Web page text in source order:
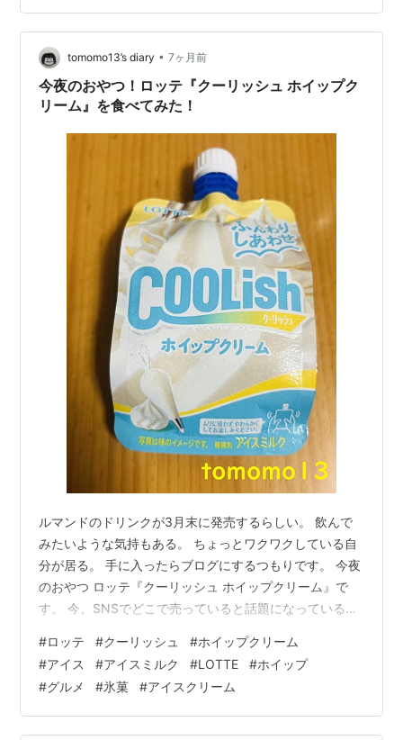
たくさんあるのでね‌😌 今日はこちらのブログではあまり
アップしない市販アイスです。 ロッテから新ブランドが
登場するのは10年ぶりだそう…
tomomo13’s diary • 7ヶ月前
今夜のおやつ！ロッテ『クーリッシュ ホイップク
リーム』を食べてみた！
ルマンドのドリンクが3月末に発売するらしい。 飲んで
みたいような気持もある。 ちょっとワクワクしている自
分が居る。 手に入ったらブログにするつもりです。 今夜
のおやつ ロッテ『クーリッシュ ホイップクリーム』で
す。 今、SNSでどこで売っていると話題になっているア
ると何となく優越感を感じる。 めっちゃ幸せです。 リン
ク 『クーリッシュ ホイップクリーム』はホイップクリー
ムらしいミルク感がある味を目指し、乳脂肪分を4.3％配
合したアイスミルクに仕上げたクーリッシュです。 発売
#ロッテ #クーリッシュ #ホイップクリーム
#アイス #アイスミルク #LOTTE #ホイップ
#グルメ #氷菓 #アイスクリーム